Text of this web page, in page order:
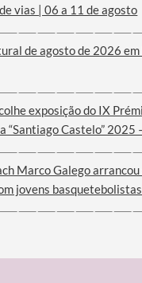
vias | 06 a 11 de agosto
de agosto de 2026 em
exposição do IX
“Santiago Castelo” 2025
Marco Galego
jovens